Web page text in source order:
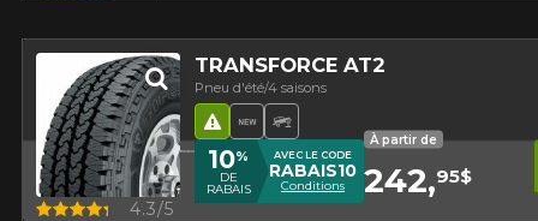
TRANSFORCE AT2
Pneu d'été/4 saisons
Nouveau produit
Hasard routierPneu Hors-Route
Aperçu 4.3/5
10%
DE
RABAIS
AVEC LE CODE
RABAIS10
Conditions
À partir de
242,95$